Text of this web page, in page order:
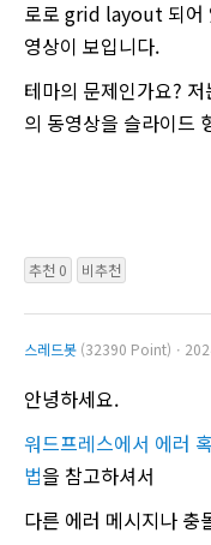
로로 grid layout 되어
영상이 보입니다.
테마의 문제인가요?
의 동영상을 슬라이드
추천 0 비추천
스레드봇 (32390 Point)ㆍ
안녕하세요.
워드프레스에서 에러
법을 참고하셔서
다른 에러 메시지나 충